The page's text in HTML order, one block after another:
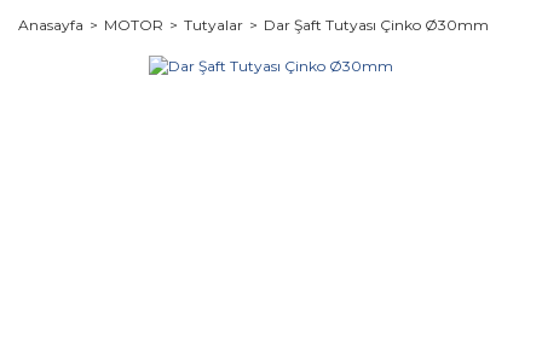
Anasayfa MOTOR Tutyalar Dar Şaft Tutyası Çinko Ø30mm